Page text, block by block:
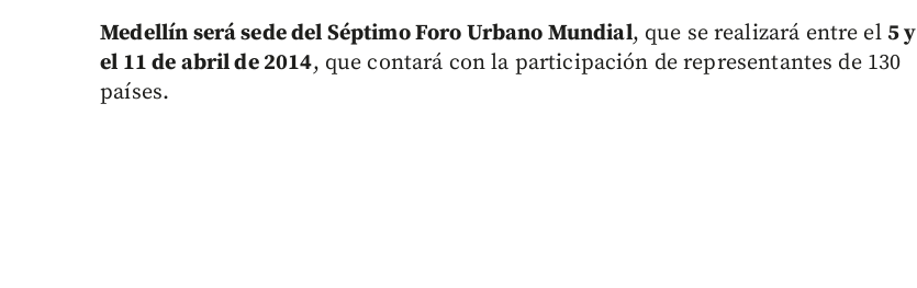
Medellín será sede del Séptimo Foro Urbano Mundial, que se realizará entre el 5 y
el 11 de abril de 2014, que contará con la participación de representantes de 130
países.